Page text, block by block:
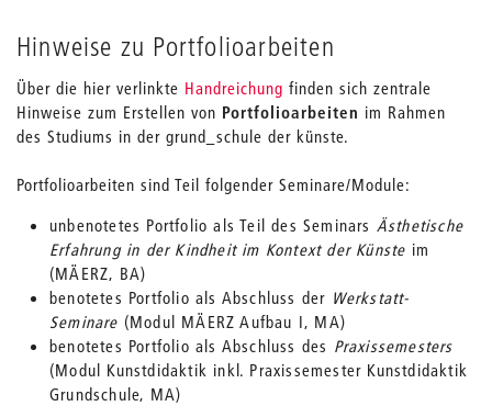
Hinweise zu Portfolioarbeiten
Über die hier verlinkte Handreichung finden sich zentrale
Hinweise zum Erstellen von Portfolioarbeiten im Rahmen
des Studiums in der grund_schule der künste.
Portfolioarbeiten sind Teil folgender Seminare/Module:
unbenotetes Portfolio als Teil des Seminars Ästhetische
Erfahrung in der Kindheit im Kontext der Künste im
(MÄERZ, BA)
benotetes Portfolio als Abschluss der Werkstatt-
Seminare (Modul MÄERZ Aufbau I, MA)
benotetes Portfolio als Abschluss des Praxissemesters
(Modul Kunstdidaktik inkl. Praxissemester Kunstdidaktik
Grundschule, MA)